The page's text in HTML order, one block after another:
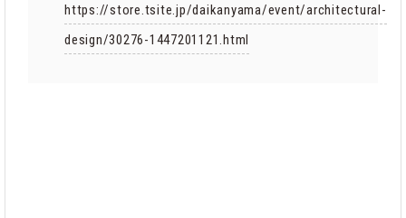
https://store.tsite.jp/daikanyama/event/architectural-
design/30276-1447201121.html